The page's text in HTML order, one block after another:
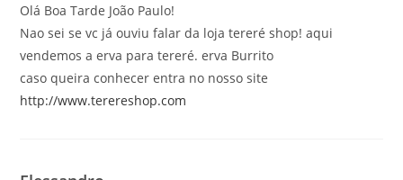
Olá Boa Tarde João Paulo!
Nao sei se vc já ouviu falar da loja tereré shop! aqui
vendemos a erva para tereré. erva Burrito
caso queira conhecer entra no nosso site
http://www.terereshop.com